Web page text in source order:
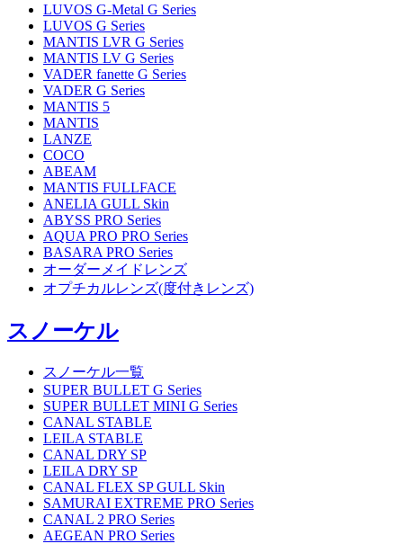
LUVOS G-Metal G Series
LUVOS G Series
MANTIS LVR G Series
MANTIS LV G Series
VADER fanette G Series
VADER G Series
MANTIS 5
MANTIS
LANZE
COCO
ABEAM
MANTIS FULLFACE
ANELIA GULL Skin
ABYSS PRO Series
AQUA PRO PRO Series
BASARA PRO Series
オーダーメイドレンズ
オプチカルレンズ(度付きレンズ)
スノーケル
スノーケル一覧
SUPER BULLET G Series
SUPER BULLET MINI G Series
CANAL STABLE
LEILA STABLE
CANAL DRY SP
LEILA DRY SP
CANAL FLEX SP GULL Skin
SAMURAI EXTREME PRO Series
CANAL 2 PRO Series
AEGEAN PRO Series